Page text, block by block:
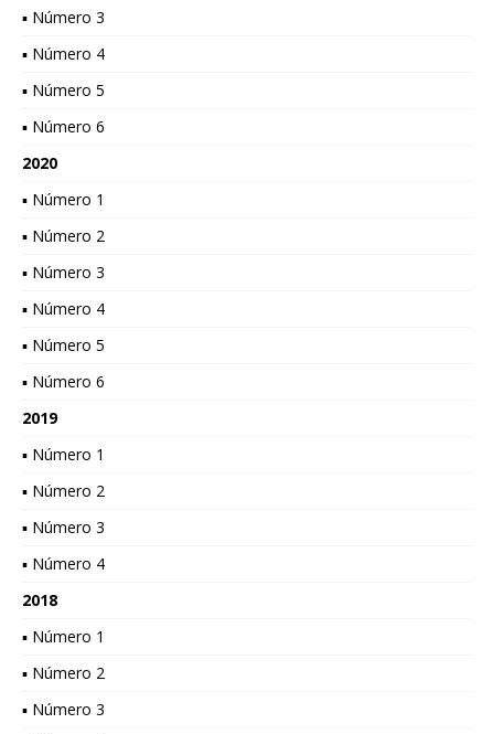
▪ Número 3
▪ Número 4
▪ Número 5
▪ Número 6
2020
▪ Número 1
▪ Número 2
▪ Número 3
▪ Número 4
▪ Número 5
▪ Número 6
2019
▪ Número 1
▪ Número 2
▪ Número 3
▪ Número 4
2018
▪ Número 1
▪ Número 2
▪ Número 3